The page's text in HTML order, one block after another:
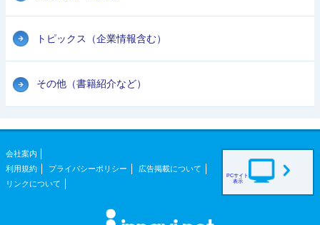
トピックス（企業情報含む）
その他（書籍紹介など）
会社案内
利用規約
プライバシーポリシー
広告掲載について
リンクについて
PCサイト
表示